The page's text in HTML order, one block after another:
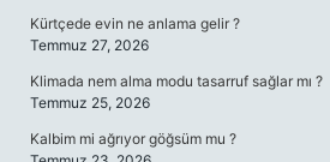
Kürtçede evin ne anlama gelir ?
Temmuz 27, 2026
Klimada nem alma modu tasarruf sağlar mı ?
Temmuz 25, 2026
Kalbim mi ağrıyor göğsüm mu ?